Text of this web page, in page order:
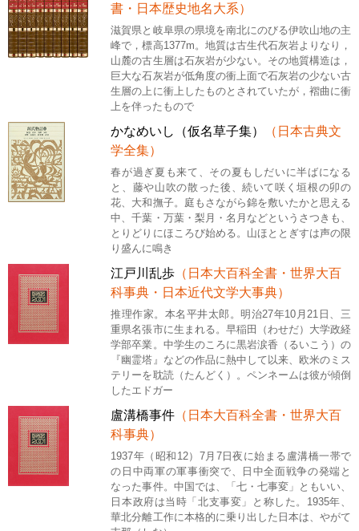
書・日本歴史地名大系）
滋賀県と岐阜県の県境を南北にのびる伊吹山地の主
峰で，標高1377m。地質は古生代石灰岩よりなり，
山麓の古生層は石灰岩が少ない。その地質構造は，
巨大な石灰岩が低角度の衝上面で石灰岩の少ない古
生層の上に衝上したものとされていたが，褶曲に衝
上を伴ったもので
かなめいし（仮名草子集）
（日本古典文
学全集）
春が過ぎ夏も来て、その夏もしだいに半ばになる
と、藤や山吹の散った後、続いて咲く垣根の卯の
花、大和撫子。庭もさながら錦を敷いたかと思える
中、千葉・万葉・梨月・名月などというさつきも、
とりどりにほころび始める。山ほととぎすは声の限
り盛んに鳴き
江戸川乱歩 （日本大百科全書・世界大百
科事典・日本近代文学大事典）
推理作家。本名平井太郎。明治27年10月21日、三
重県名張市に生まれる。早稲田（わせだ）大学政経
学部卒業。中学生のころに黒岩涙香（るいこう）の
『幽霊塔』などの作品に熱中して以来、欧米のミス
テリーを耽読（たんどく）。ペンネームは彼が傾倒
したエドガー
盧溝橋事件 （日本大百科全書・世界大百
科事典）
1937年（昭和12）7月7日夜に始まる盧溝橋一帯で
の日中両軍の軍事衝突で、日中全面戦争の発端と
なった事件。中国では、「七・七事変」ともいい、
日本政府は当時「北支事変」と称した。1935年、
華北分離工作に本格的に乗り出した日本は、やがて